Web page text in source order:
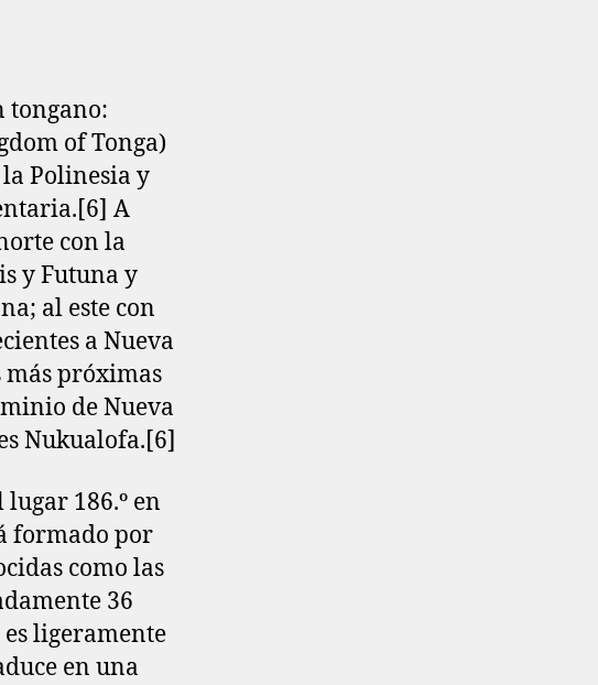
tongano:
of Tonga)
Polinesia y
A
con la
y Futuna y
al este con
a Nueva
más próximas
de Nueva
Nukualofa.[6]
186.º en
formado por
como las
36
ligeramente
en una